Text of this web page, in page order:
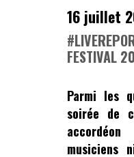
16 juillet
FESTIVAL
Parmi les
soirée de
musiciens